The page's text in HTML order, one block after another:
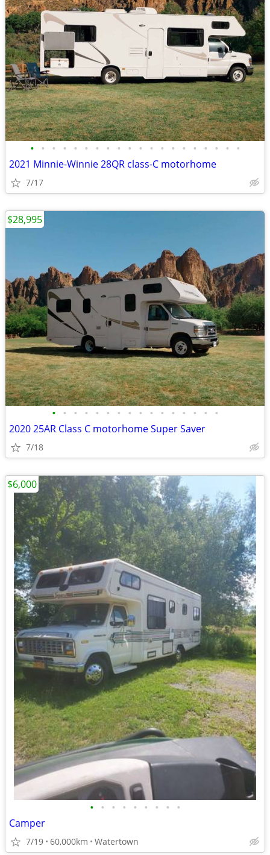
• • • • • • • • • • • • • • • • • • • •
2021 Minnie-Winnie 28QR class-C motorhome
7/17
• • • • • • • • • • • • • • • •
2020 25AR Class C motorhome Super Saver
7/18
$28,995
• • • • • • • • •
Camper
7/19 60,000km Watertown
$6,000